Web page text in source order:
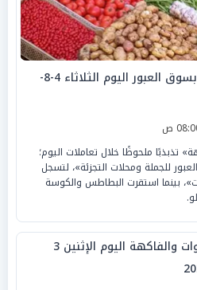
أسعار الخضروات والفاكهة بسوق العبور اليوم الثلاثاء 4-8-
تذبذبًا ملحوظًا خلال تعاملات اليوم؛
للجملة ومحلات التجزئة»، لتسجل
«6.5 إلى 10 جنيهات»، بينما استقرت البطاطس والكوسة
أسعار الخضروات والفاكهة اليوم الإثنين 3